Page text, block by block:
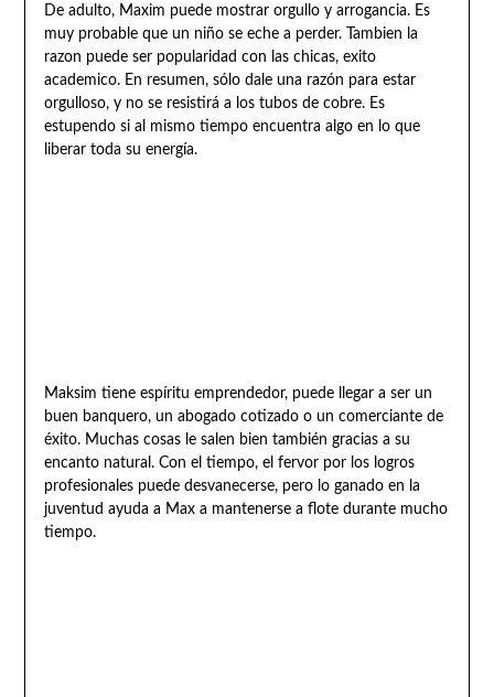
De adulto, Maxim puede mostrar orgullo y arrogancia. Es
muy probable que un niño se eche a perder. Tambien la
razon puede ser popularidad con las chicas, exito
academico. En resumen, sólo dale una razón para estar
orgulloso, y no se resistirá a los tubos de cobre. Es
estupendo si al mismo tiempo encuentra algo en lo que
liberar toda su energía.
Maksim tiene espíritu emprendedor, puede llegar a ser un
buen banquero, un abogado cotizado o un comerciante de
éxito. Muchas cosas le salen bien también gracias a su
encanto natural. Con el tiempo, el fervor por los logros
profesionales puede desvanecerse, pero lo ganado en la
juventud ayuda a Max a mantenerse a flote durante mucho
tiempo.